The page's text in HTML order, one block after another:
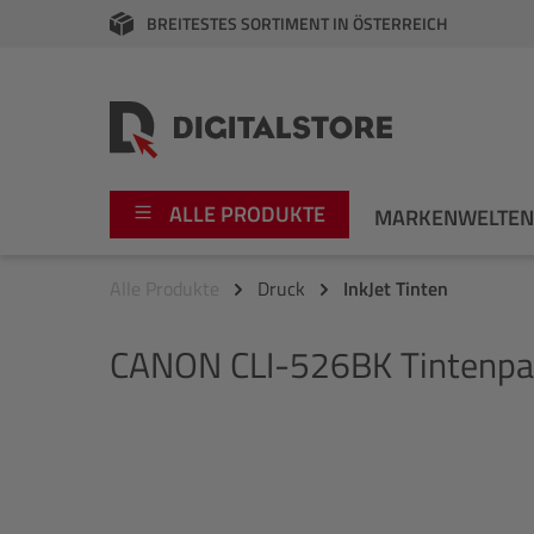
Zur Hauptnavigation springen
BREITESTES SORTIMENT IN ÖSTERREICH
ALLE PRODUKTE MARKENWELTEN
Video
Fujifilm
Alle Produkte Druck InkJet Tinten
CANON CLI-526BK